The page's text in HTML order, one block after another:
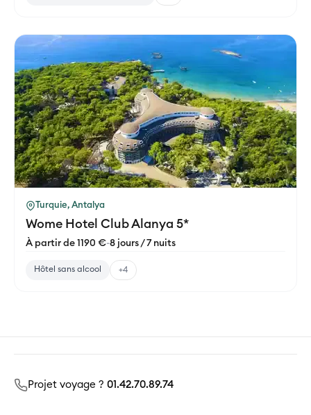
Turquie, Antalya
Wome Hotel Club Alanya 5*
À partir de 1190 €-8 jours / 7 nuits
Hôtel sans alcool +4
Projet voyage ? 01.42.70.89.74